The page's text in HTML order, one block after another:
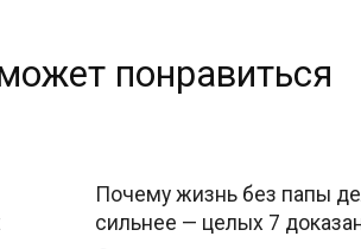
понравиться
Почему жизнь без папы
сильнее — целых 7